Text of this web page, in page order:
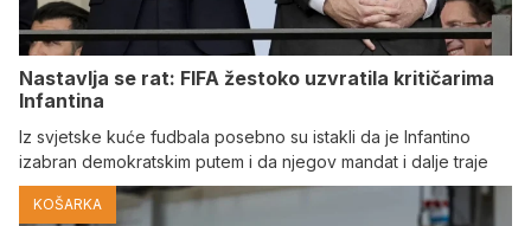
Nastavlja se rat: FIFA žestoko uzvratila kritičarima
Infantina
Iz svjetske kuće fudbala posebno su istakli da je Infantino
izabran demokratskim putem i da njegov mandat i dalje traje
KOŠARKA